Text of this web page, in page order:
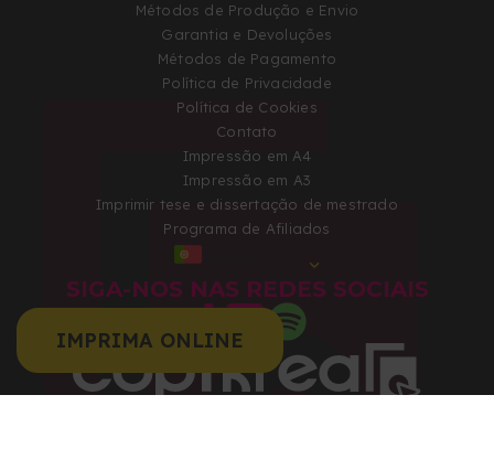
IMPRIMA ONLINE
Métodos de Produção e Envio
Garantia e Devoluções
Métodos de Pagamento
Política de Privacidade
Política de Cookies
Contato
Impressão em A4
Impressão em A3
Imprimir tese e dissertação de mestrado
Programa de Afiliados
SIGA-NOS NAS REDES SOCIAIS